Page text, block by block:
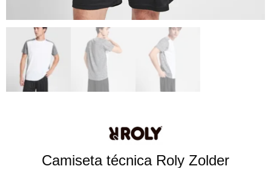
Camiseta técnica Roly Zolder